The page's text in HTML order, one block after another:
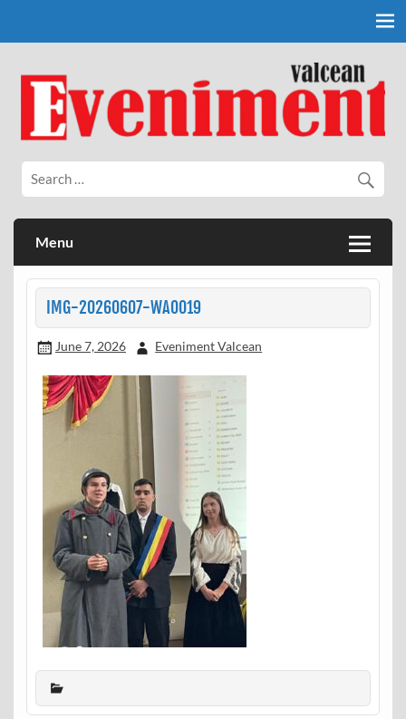
Eveniment Valcean
Menu
IMG-20260607-WA0019
June 7, 2026 Eveniment Valcean